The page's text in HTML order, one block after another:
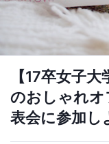
【17卒女子
のおしゃれ
表会に参加し